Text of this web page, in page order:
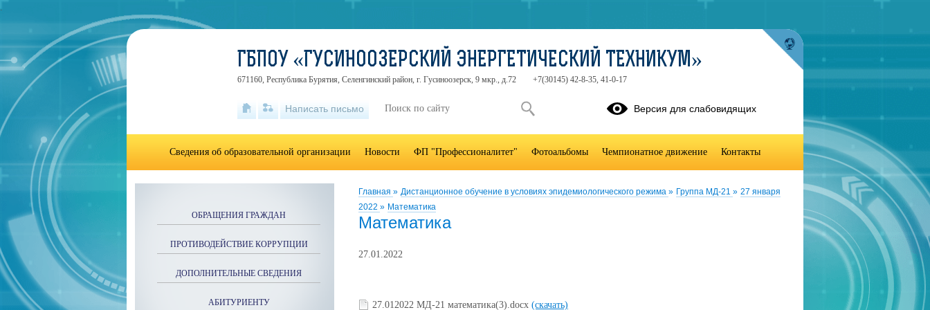
.
Главная » Дистанционное обучение в условиях эпидемиологического режима » Группа МД-21 » 27 января
2022 » Математика
Математика
27.01.2022
27.012022 МД-21 математика(3).docx (скачать)
ОБРАЩЕНИЯ ГРАЖДАН
ПРОТИВОДЕЙСТВИЕ КОРРУПЦИИ
ДОПОЛНИТЕЛЬНЫЕ СВЕДЕНИЯ
АБИТУРИЕНТУ
ГБПОУ «ГУСИНООЗЕРСКИЙ ЭНЕРГЕТИЧЕСКИЙ ТЕХНИКУМ»
671160, Республика Бурятия, Селенгинский район, г. Гусиноозерск, 9 мкр., д.72 +7(30145) 42-8-35, 41-0-17
Написать письмо Версия для слабовидящих
Сведения об образовательной организации Новости ФП "Профессионалитет" Фотоальбомы Чемпионатное движение Контакты